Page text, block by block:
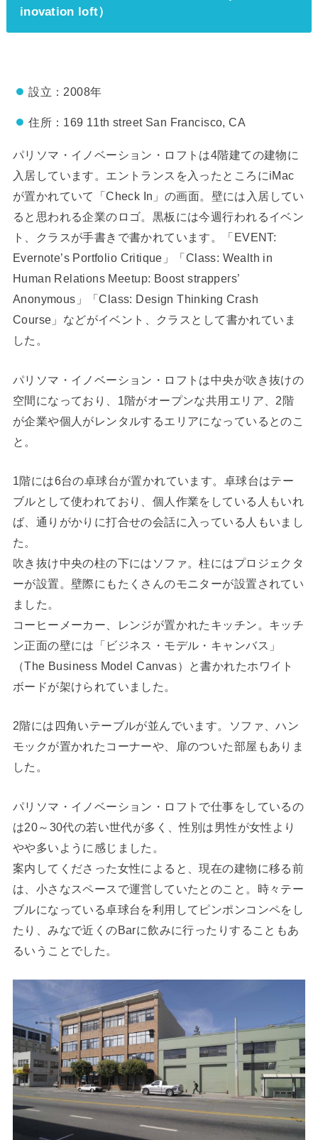
inovation loft）
設立：2008年
住所：169 11th street San Francisco, CA
パリソマ・イノベーション・ロフトは4階建ての建物に
入居しています。エントランスを入ったところにiMac
が置かれていて「Check In」の画面。壁には入居してい
ると思われる企業のロゴ。黒板には今週行われるイベン
ト、クラスが手書きで書かれています。「EVENT:
Evernote’s Portfolio Critique」「Class: Wealth in
Human Relations Meetup: Boost strappers’
Anonymous」「Class: Design Thinking Crash
Course」などがイベント、クラスとして書かれていま
した。
パリソマ・イノベーション・ロフトは中央が吹き抜けの
空間になっており、1階がオープンな共用エリア、2階
が企業や個人がレンタルするエリアになっているとのこ
と。
1階には6台の卓球台が置かれています。卓球台はテー
ブルとして使われており、個人作業をしている人もいれ
ば、通りがかりに打合せの会話に入っている人もいまし
た。
吹き抜け中央の柱の下にはソファ。柱にはプロジェクタ
ーが設置。壁際にもたくさんのモニターが設置されてい
ました。
コーヒーメーカー、レンジが置かれたキッチン。キッチ
ン正面の壁には「ビジネス・モデル・キャンバス」
（The Business Model Canvas）と書かれたホワイト
ボードが架けられていました。
2階には四角いテーブルが並んでいます。ソファ、ハン
モックが置かれたコーナーや、扉のついた部屋もありま
した。
パリソマ・イノベーション・ロフトで仕事をしているの
は20～30代の若い世代が多く、性別は男性が女性より
やや多いように感じました。
案内してくださった女性によると、現在の建物に移る前
は、小さなスペースで運営していたとのこと。時々テー
ブルになっている卓球台を利用してピンポンコンペをし
たり、みなで近くのBarに飲みに行ったりすることもあ
るいうことでした。